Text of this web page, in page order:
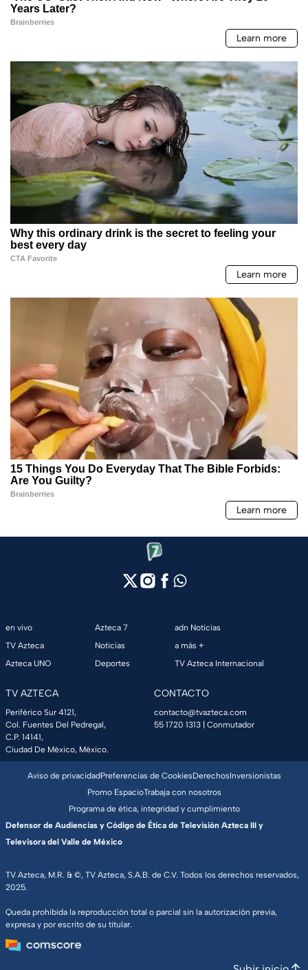
en vivo
TV Azteca
Azteca UNO
Azteca 7
Noticias
Deportes
adn Noticias
a más +
TV Azteca Internacional
TV AZTECA
Periférico Sur 4121,
Col. Fuentes Del Pedregal,
C.P. 14141,
Ciudad De México, México.
CONTACTO
contacto@tvazteca.com
55 1720 1313 | Conmutador
TV Azteca, M.R. & ©, TV Azteca, S.A.B. de C.V. Todos los derechos reservados,
2025.
Queda prohibida la reproducción total o parcial sin la autorización previa,
expresa y por escrito de su titular.
Aviso de privacidadPreferencias de CookiesDerechosInversionistas
Promo EspacioTrabaja con nosotros
Programa de ética, integridad y cumplimiento
Defensor de Audiencias y Código de Ética de Televisión Azteca III y
Televisora del Valle de México